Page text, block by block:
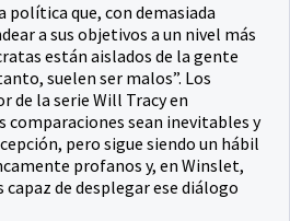
política que, con demasiada
a sus objetivos a un nivel más
están aislados de la gente
suelen ser malos”. Los
de la serie Will Tracy en
comparaciones sean inevitables y
pero sigue siendo un hábil
profanos y, en Winslet,
de desplegar ese diálogo